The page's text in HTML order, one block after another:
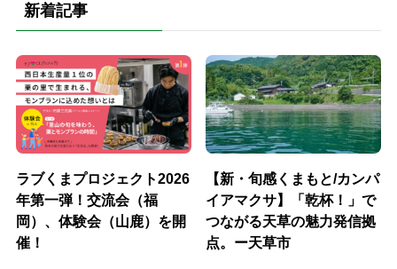
新着記事
ラブくまプロジェクト2026
年第一弾！交流会（福
岡）、体験会（山鹿）を開
催！
【新・旬感くまもと/カンパ
イアマクサ】「乾杯！」で
つながる天草の魅力発信拠
点。ー天草市